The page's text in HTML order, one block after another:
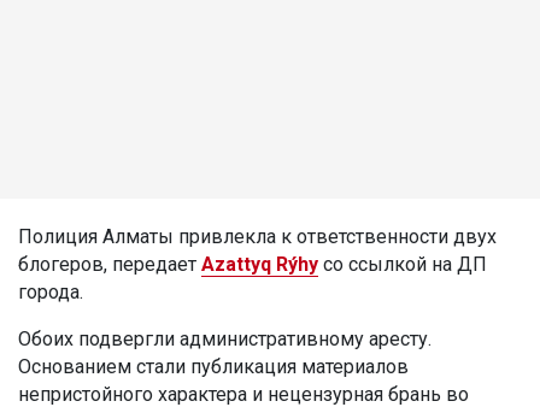
Полиция Алматы привлекла к ответственности двух
блогеров, передает Azattyq Rýhy со ссылкой на ДП
города.
Обоих подвергли административному аресту.
Основанием стали публикация материалов
непристойного характера и нецензурная брань во